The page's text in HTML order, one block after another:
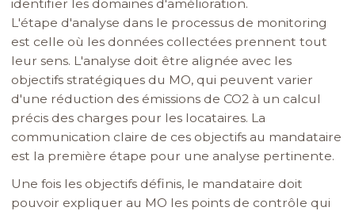
identifier les domaines d'amélioration.
L'étape d'analyse dans le processus de monitoring
est celle où les données collectées prennent tout
leur sens. L'analyse doit être alignée avec les
objectifs stratégiques du MO, qui peuvent varier
d'une réduction des émissions de CO2 à un calcul
précis des charges pour les locataires. La
communication claire de ces objectifs au mandataire
est la première étape pour une analyse pertinente.
Une fois les objectifs définis, le mandataire doit
pouvoir expliquer au MO les points de contrôle qui